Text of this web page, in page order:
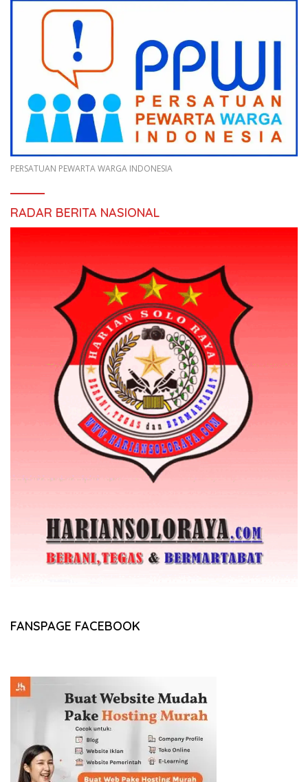
PERSATUAN PEWARTA WARGA INDONESIA
RADAR BERITA NASIONAL
FANSPAGE FACEBOOK